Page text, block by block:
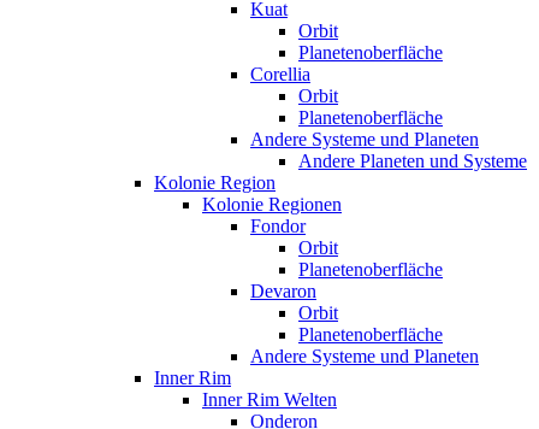
Kuat
Orbit
Planetenoberfläche
Corellia
Orbit
Planetenoberfläche
Andere Systeme und Planeten
Andere Planeten und Systeme
Kolonie Region
Kolonie Regionen
Fondor
Orbit
Planetenoberfläche
Devaron
Orbit
Planetenoberfläche
Andere Systeme und Planeten
Inner Rim
Inner Rim Welten
Onderon